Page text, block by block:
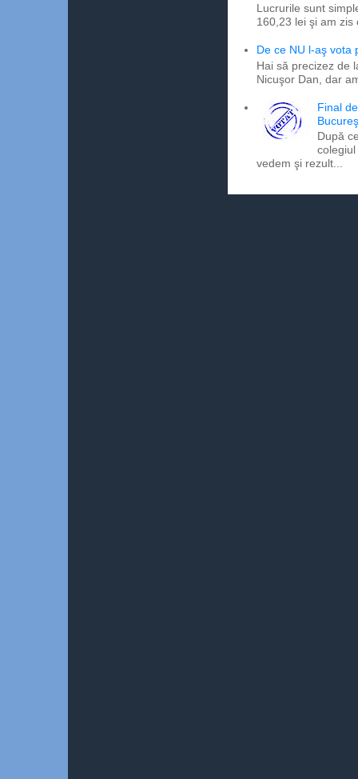
Lucrurile sunt
160,23 lei şi am
De ce NU l-aş vota
Hai să precizez de
Nicuşor Dan, dar
Final
După
vedem şi rezult...